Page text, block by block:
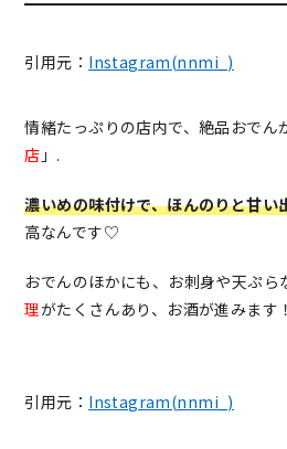
引用元： Instagram(nnmi_)
情緒たっぷりの店内で、絶品おでん
店 」.
濃いめの味付けで、ほんのりと甘い
高なんです♡
おでんのほかにも、お刺身や天ぷら
理がたくさんあり、お酒が進みます！
引用元： Instagram(nnmi_)